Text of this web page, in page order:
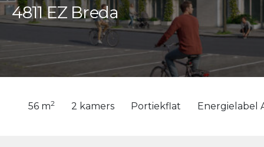
4811 EZ Breda
56 m2 2 kamers Portiekflat Energielabel